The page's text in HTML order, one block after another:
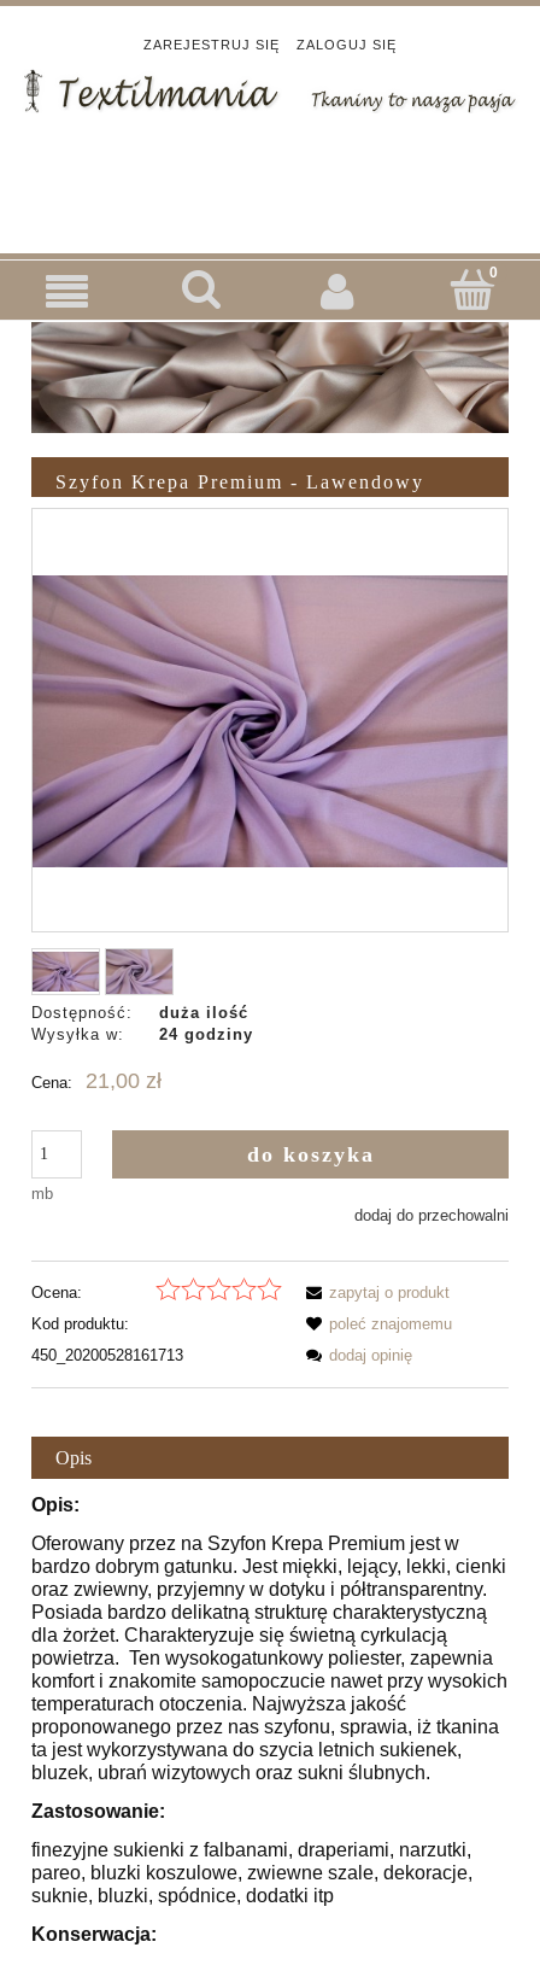
ZAREJESTRUJ SIĘ ZALOGUJ SIĘ
Szyfon Krepa Premium - Lawendowy
Dostępność:
duża ilość
Wysyłka w:
24 godziny
Cena: 21,00 zł
mb
do koszyka
dodaj do przechowalni
Ocena:
Kod produktu:
450_20200528161713
zapytaj o produkt
poleć znajomemu
dodaj opinię
Opis
Opis:
Oferowany przez na Szyfon Krepa Premium jest w
bardzo dobrym gatunku. Jest miękki, lejący, lekki, cienki
oraz zwiewny, przyjemny w dotyku i półtransparentny.
Posiada bardzo delikatną strukturę charakterystyczną
dla żorżet. Charakteryzuje się świetną cyrkulacją
powietrza. Ten wysokogatunkowy poliester, zapewnia
komfort i znakomite samopoczucie nawet przy wysokich
temperaturach otoczenia. Najwyższa jakość
proponowanego przez nas szyfonu, sprawia, iż tkanina
ta jest wykorzystywana do szycia letnich sukienek,
bluzek, ubrań wizytowych oraz sukni ślubnych.
Zastosowanie:
finezyjne sukienki z falbanami, draperiami, narzutki,
pareo, bluzki koszulowe, zwiewne szale, dekoracje,
suknie, bluzki, spódnice, dodatki itp
Konserwacja: